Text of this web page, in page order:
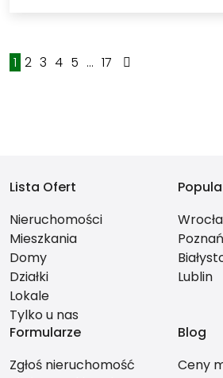
1 2 3 4 5 ... 17
Lista Ofert
Nieruchomości
Mieszkania
Domy
Działki
Lokale
Tylko u nas
Poznań
Lublin
Formularze
Zgłoś nieruchomość
Blog
Ceny